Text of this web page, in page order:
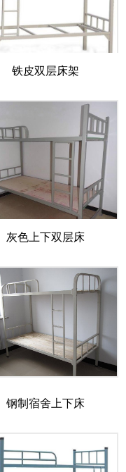
铁皮双层床架
灰色上下双层床
钢制宿舍上下床